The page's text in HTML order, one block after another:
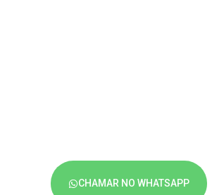
CHAMAR NO WHATSAPP